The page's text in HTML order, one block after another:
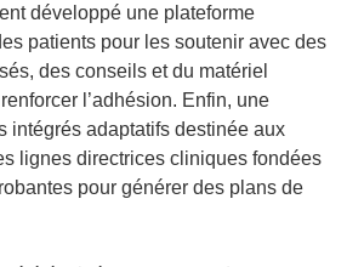
f
e
n
ê
t
r
e
développé une plateforme
patients pour les soutenir avec des
des conseils et du matériel
l’adhésion. Enfin, une
intégrés adaptatifs destinée aux
lignes directrices cliniques fondées
pour générer des plans de